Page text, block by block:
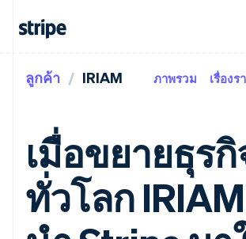
การชำระเงิน
การชำระเงิน
ออนไลน์
Payment links
การชำระเงิน
แบบไม่ต้อง
เขียนโค้ด
Checkout
รายรับ
แบบแผนล่วง
หน้า
Metronome
การเรียกเก็บ
เงินตามการ
ตามขั้น
ตามกรณีใช้งาน
เอกสารประกอบ
Stripe Apps
เรียนรู้
การสนับสนุน
ลูกค้า IRIAM ภาพรวม เรื่อง
เมื่อขยายธุร
ทั่วโลก